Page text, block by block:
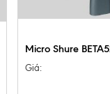
Giá: